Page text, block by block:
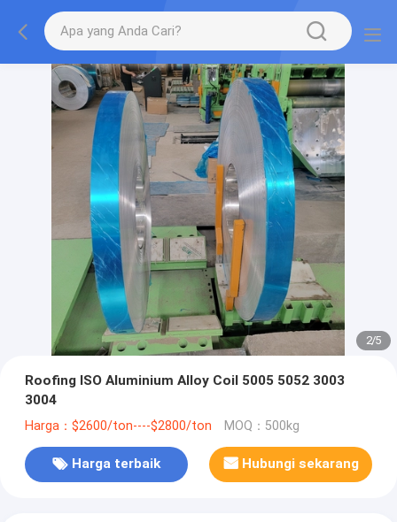
2/5
Roofing ISO Aluminium Alloy Coil 5005 5052 3003
3004
Harga：$2600/ton----$2800/ton MOQ：500kg
Harga terbaik Hubungi sekarang